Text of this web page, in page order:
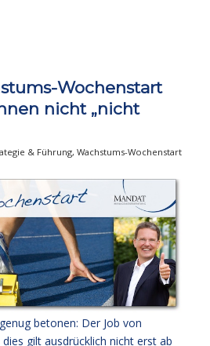
Wochenstart
nicht „nicht
& Führung, Wachstums-Wochenstart
betonen: Der Job von
gilt ausdrücklich nicht erst ab